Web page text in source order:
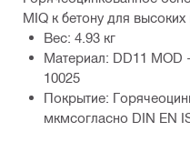
MIQ к бетону для высоких
Вес: 4.93 кг
Материал: DD11 MOD
10025
Покрытие:
мкмсогласно DIN EN